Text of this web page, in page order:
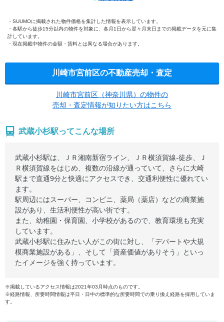
SUUMOに掲載された物件価格を集計した情報を表示しています。
各駅から徒歩15分以内の物件を対象に、各月1日から翌々月末日までの掲載データを元に集
計しています。
現在掲載中物件の金額・賃料とは異なる場合があります。
川崎市宮前区の不動産売却・査定
川崎市宮前区（神奈川県）の物件の
売却・査定情報が知りたい方はこちら
武蔵小杉駅ってこんな場所
武蔵小杉駅は、ＪＲ湘南新宿ライン、ＪＲ横須賀線-徒歩、Ｊ
Ｒ横須賀線をはじめ、複数の沿線が通っていて、さらに大崎
駅まで直通9分と快適にアクセスでき、交通利便性に優れてい
ます。
駅周辺にはスーパー、コンビニ、薬局（薬店）などの商業施
設があり、生活利便性が高い街です。
また、幼稚園・保育園、小学校があるので、教育環境も充実
しています。
武蔵小杉駅に住みたい人がこの街に対し、「デパートや大規
模商業施設がある」、そして「資産価値がありそう」といっ
たイメージを強く持っています。
※掲載しているアクセス情報は2021年03月時点のものです。
※経路情報、所要時間情報は平日・日中の標準的な所要時間での乗り換え経路を採用していま
す。